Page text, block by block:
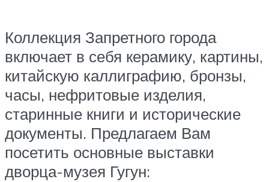
Коллекция Запретного города
включает в себя керамику, картины,
китайскую каллиграфию, бронзы,
часы, нефритовые изделия,
старинные книги и исторические
документы. Предлагаем Вам
посетить основные выставки
дворца-музея Гугун: